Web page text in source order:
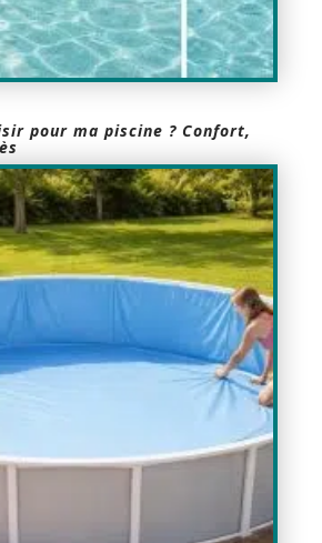
pour ma piscine ? Confort,